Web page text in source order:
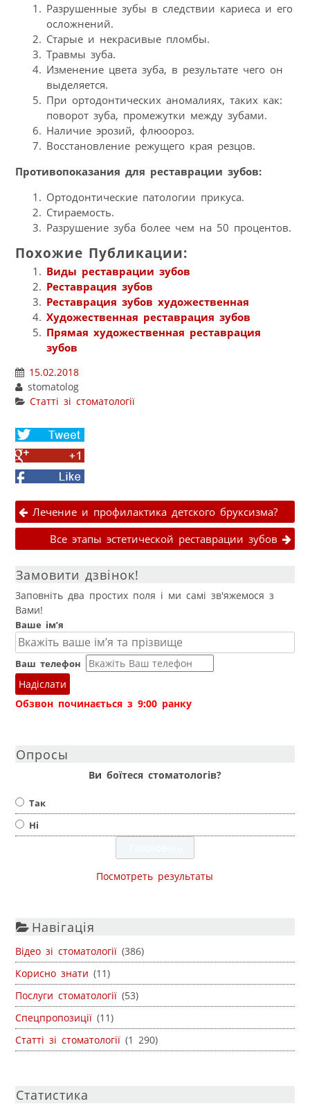
Разрушенные зубы в следствии кариеса и его
осложнений.
Старые и некрасивые пломбы.
Травмы зуба.
Изменение цвета зуба, в результате чего он
выделяется.
При ортодонтических аномалиях, таких как:
поворот зуба, промежутки между зубами.
Наличие эрозий, флюоороз.
Восстановление режущего края резцов.
Противопоказания для реставрации зубов:
Ортодонтические патологии прикуса.
Стираемость.
Разрушение зуба более чем на 50 процентов.
Похожие Публикации:
Виды реставрации зубов
Реставрация зубов
Реставрация зубов художественная
Художественная реставрация зубов
Прямая художественная реставрация
зубов
15.02.2018
stomatolog
Статті зі стоматології
Share
on
Twitter
Share
on
Google+
Facebook
Навігація публікаціями
Лечение и профилактика детского бруксизма?
Все этапы эстетической реставрации зубов
Замовити дзвінок!
Заповніть два простих поля і ми самі зв'яжемося з
Вами!
Ваше ім’я
Ваш телефон
Надіслати
Обзвон починається з 9:00 ранку
Опросы
Ви боїтеся стоматологів?
Так
Ні
Посмотреть результаты
Навігація
Відео зі стоматології (386)
Корисно знати (11)
Послуги стоматології (53)
Спецпропозиції (11)
Статті зі стоматології (1 290)
Статистика